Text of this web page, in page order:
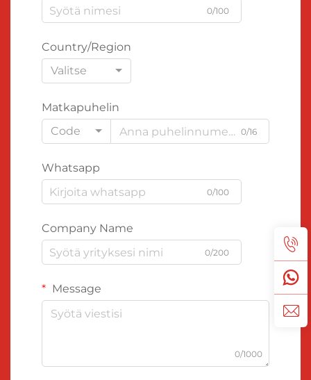
0/100
Country/Region
Valitse
Matkapuhelin
Code
0/16
Whatsapp
0/100
Company Name
0/200
Message
0/1000